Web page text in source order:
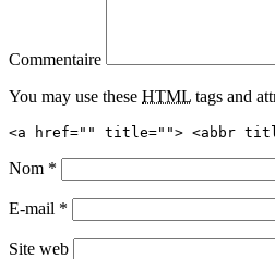
Commentaire
You may use these HTML tags and
<a href="" title=""> <abbr
Nom *
E-mail *
Site web